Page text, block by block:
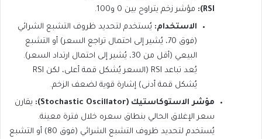
RSI):
مؤشر زخم يتراوح بين 0 و100.
الاستخدام: يُستخدم لتحديد ظروف التشبع الشرائي
(فوق 70، يُشير إلى احتمال تراجع السعر) أو التشبع
البيعي (أقل من 30، يُشير إلى احتمال ارتداد السعر).
يُعد تباعد RSI (السعر يُشكل قمة أعلى، لكن RSI
يُشكل قمة أدنى) إشارة قوية لضعف الزخم.
مؤشر الاستوكاستيك (Stochastic Oscillator):
يقارن
سعر الإغلاق الحالي بنطاق سعره خلال فترة معينة.
يُستخدم لتحديد ظروف التشبع الشرائي (فوق 80) أو التشبع